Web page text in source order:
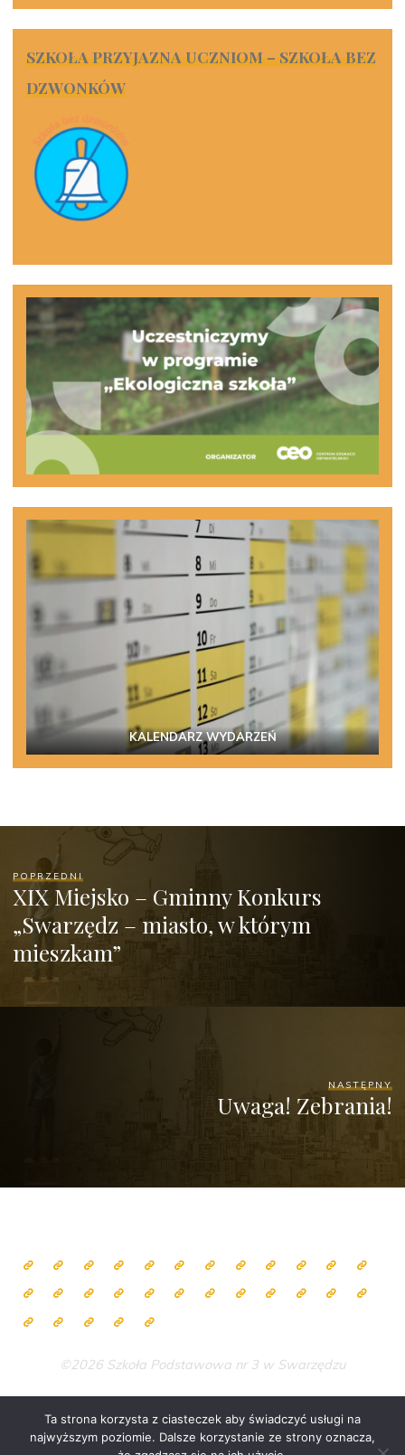
SZKOŁA PRZYJAZNA UCZNIOM – SZKOŁA BEZ
DZWONKÓW
KALENDARZ WYDARZEŃ
POPRZEDNI
XIX Miejsko – Gminny Konkurs
„Swarzędz – miasto, w którym
mieszkam”
NASTĘPNY
Uwaga! Zebrania!
©2026 Szkoła Podstawowa nr 3 w Swarzędzu
Zasilane przezBravada& WordPress .
Ta strona korzysta z ciasteczek aby świadczyć usługi na
najwyższym poziomie. Dalsze korzystanie ze strony oznacza,